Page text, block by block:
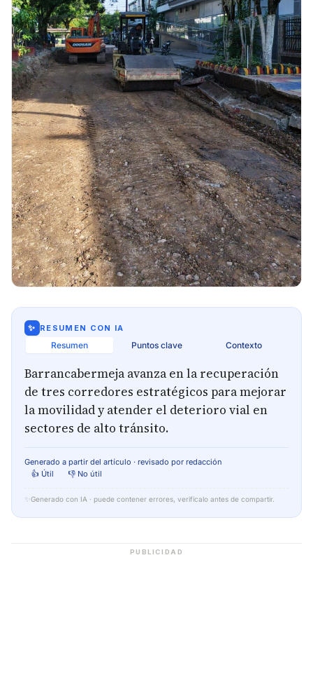
✨ RESUMEN CON IA
Resumen Puntos clave Contexto
Barrancabermeja avanza en la recuperación
de tres corredores estratégicos para mejorar
la movilidad y atender el deterioro vial en
sectores de alto tránsito.
Generado a partir del artículo · revisado por redacción
👍 Útil
👎 No útil
✨ Generado con IA · puede contener errores, verifícalo antes de compartir.
PUBLICIDAD